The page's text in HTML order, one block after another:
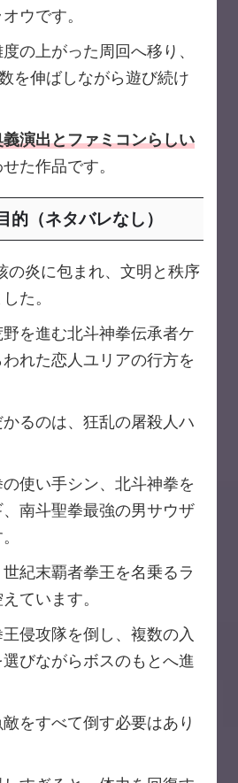
ウです。
の上がった周回へ移り、
を伸ばしながら遊び続け
演出とファミコンらしい
た作品です。
的（ネタバレなし）
の炎に包まれ、文明と秩序
た。
を進む北斗神拳伝承者ケ
れた恋人ユリアの行方を
るのは、狂乱の屠殺人ハ
使い手シン、北斗神拳を
南斗聖拳最強の男サウザ
紀末覇者拳王を名乗るラ
ています。
侵攻隊を倒し、複数の入
びながらボスのもとへ進
をすべて倒す必要はあり